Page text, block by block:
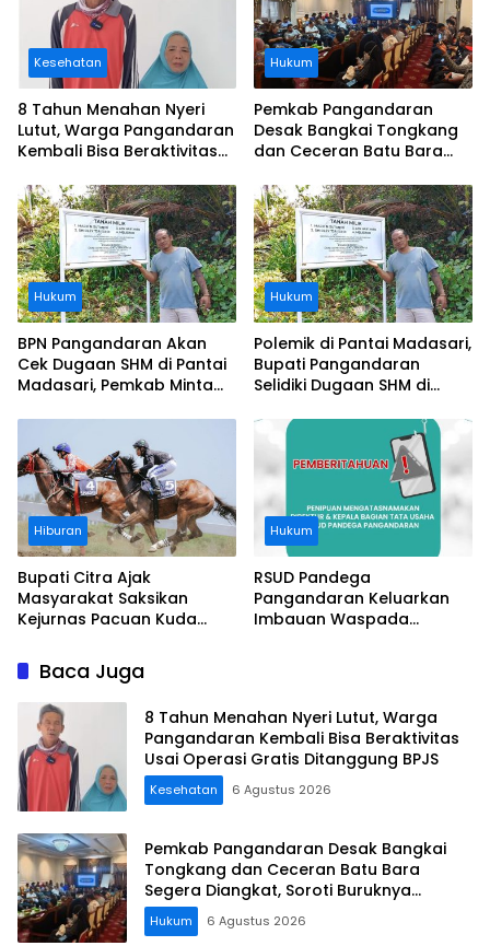
Kesehatan
8 Tahun Menahan Nyeri
Lutut, Warga Pangandaran
Kembali Bisa Beraktivitas
Ditanggung BPJS
Hukum
Pemkab Pangandaran
Desak Bangkai Tongkang
dan Ceceran Batu Bara
Buruknya Koordinasi
Perusahaan
Hukum
BPN Pangandaran Akan
Cek Dugaan SHM di Pantai
Madasari, Pemkab Minta
Hukum
Polemik di Pantai Madasari,
Bupati Pangandaran
Selidiki Dugaan SHM di
Pantai
Hiburan
Bupati Citra Ajak
Masyarakat Saksikan
Kejurnas Pacuan Kuda
Legokjawa
Hukum
RSUD Pandega
Pangandaran Keluarkan
Imbauan Waspada
Baca Juga
8 Tahun Menahan Nyeri Lutut, Warga
Pangandaran Kembali Bisa Beraktivitas
Usai Operasi Gratis Ditanggung BPJS
Kesehatan 6 Agustus 2026
Pemkab Pangandaran Desak Bangkai
Tongkang dan Ceceran Batu Bara
Segera Diangkat, Soroti Buruknya
Koordinasi Perusahaan
Hukum 6 Agustus 2026